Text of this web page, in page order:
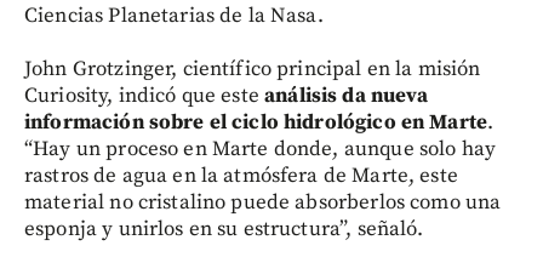
Ciencias Planetarias de la Nasa.
John Grotzinger, científico principal en la misión
Curiosity, indicó que esteanálisis da nueva
información sobre el ciclo hidrológico en Marte.
“Hay un proceso en Marte donde, aunque solo hay
rastros de agua en la atmósfera de Marte, este
material no cristalino puede absorberlos como una
esponja y unirlos en su estructura”, señaló.